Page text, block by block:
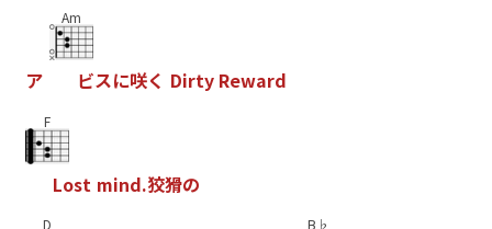
ア
Am
ビスに咲く Dirty Reward
F
Lost mind.狡猾の
D B♭